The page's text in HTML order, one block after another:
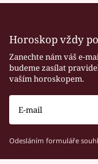
Horoskop vždy
Zanechte nám váš e-
budeme zasílat
vaším horoskopem.
Odesláním formuláře